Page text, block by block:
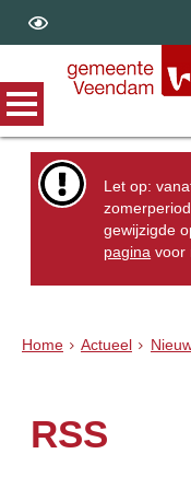
Let op:
gewijzigde
pagina voor
Home Actueel
RSS